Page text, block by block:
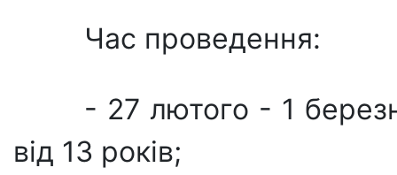
Час проведення:
- 27 лютого - 1
від 13 років;